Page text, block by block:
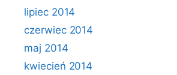
lipiec 2014
czerwiec 2014
maj 2014
kwiecień 2014